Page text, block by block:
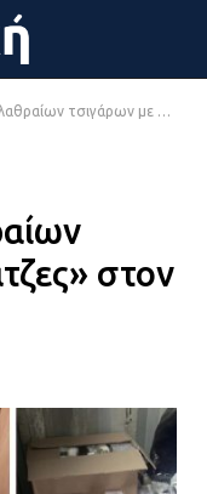
με «καβάτζες» στον Ασπρόπυργο
στον